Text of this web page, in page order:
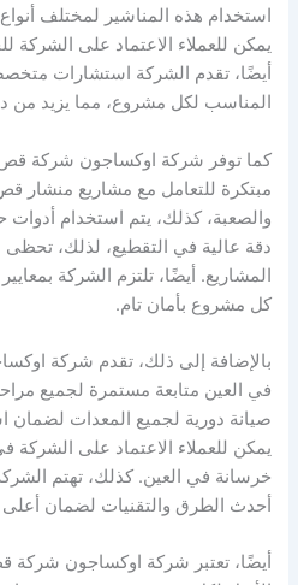
استخدام هذه المناشير لمختلف
يمكن للعملاء الاعتماد على الشركة
أيضًا، تقدم الشركة استشارات
المناسب لكل مشروع، مما يزيد من
كما توفر شركة اوكساجون شركة قص
مبتكرة للتعامل مع مشاريع منشار
والصعبة، كذلك، يتم استخدام أدوات
دقة عالية في التقطيع، لذلك، تحظى
المشاريع. أيضًا، تلتزم الشركة
كل مشروع بأمان تام.
بالإضافة إلى ذلك، تقدم شركة
في العين متابعة مستمرة لجميع
صيانة دورية لجميع المعدات لضمان
يمكن للعملاء الاعتماد على
خرسانة في العين. كذلك، تهتم
أحدث الطرق والتقنيات لضمان أعلى
أيضًا، تعتبر شركة اوكساجون شركة